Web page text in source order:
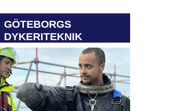
GÖTEBORGS
DYKERITEKNIK